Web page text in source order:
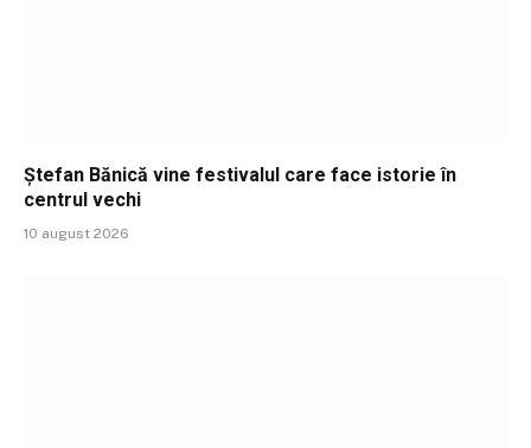
Ștefan Bănică vine festivalul care face istorie în
centrul vechi
10 august 2026